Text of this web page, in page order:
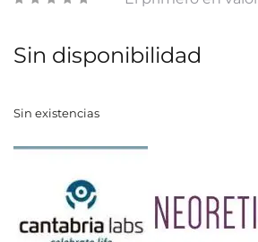
Sin disponibilidad
Sin existencias